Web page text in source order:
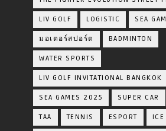
LIV GOLF LOGISTIC SEA
มอเตอร์สปอร์ต BADMINTON
WATER SPORTS
LIV GOLF INVITATIONAL BANGKOK
SEA GAMES 2025 SUPER CAR
TAA TENNIS ESPORT ICE